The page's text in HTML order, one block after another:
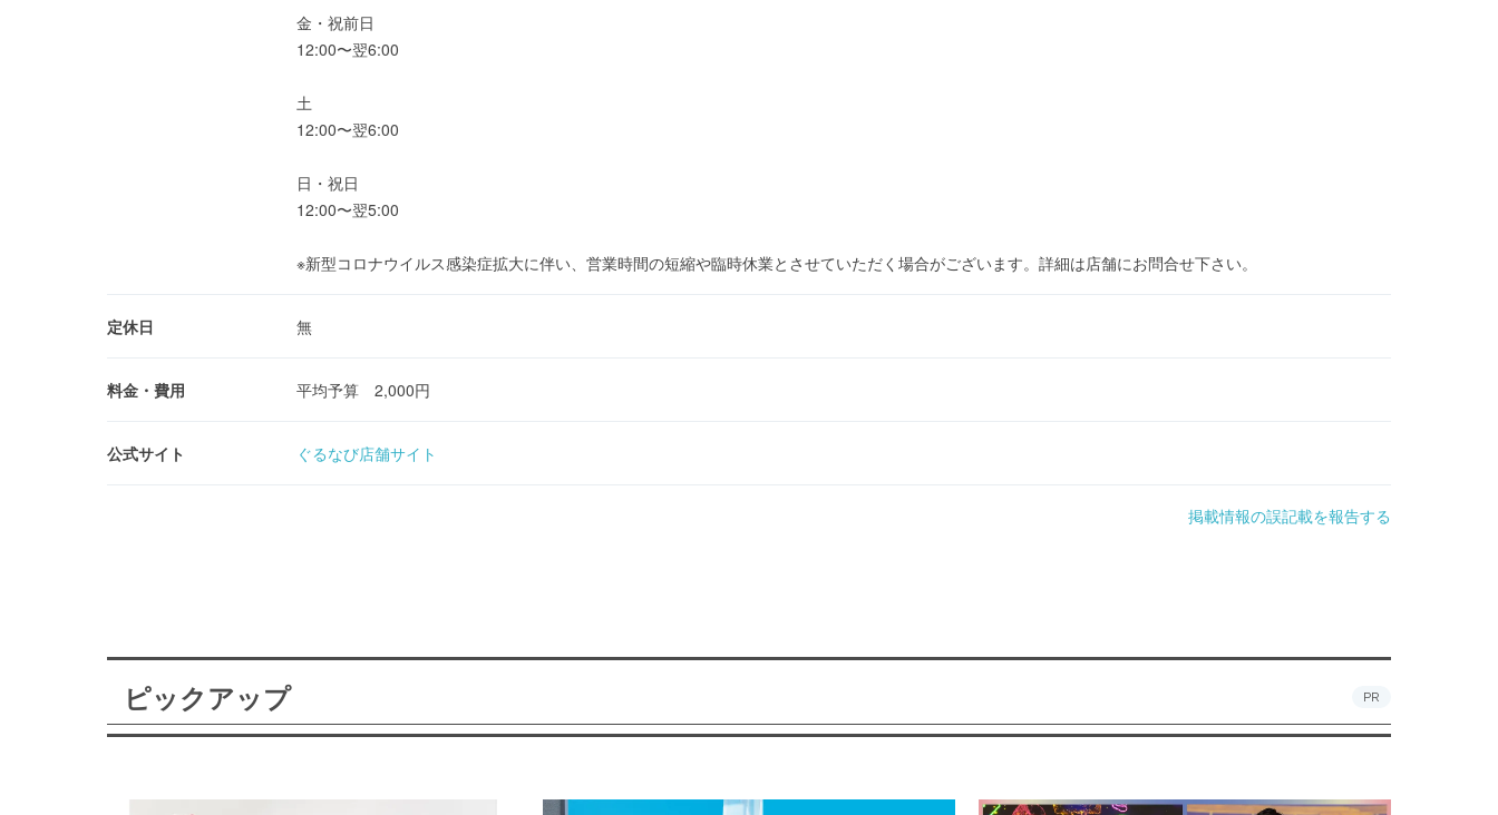
金・祝前日
12:00〜翌6:00
土
12:00〜翌6:00
日・祝日
12:00〜翌5:00
※新型コロナウイルス感染症拡大に伴い、営業時間の短縮や臨時休業とさせていただく場合がございます。詳細は店舗にお問合せ下さい。
定休日 無
料金・費用 平均予算 2,000円
公式サイト ぐるなび店舗サイト
掲載情報の誤記載を報告する
ピックアップ PR